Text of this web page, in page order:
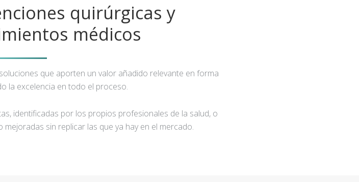
quirúrgicas y
médicos
que aporten un valor añadido relevante en forma
la excelencia en todo el proceso.
identificadas por los propios profesionales de la salud, o
sin replicar las que ya hay en el mercado.